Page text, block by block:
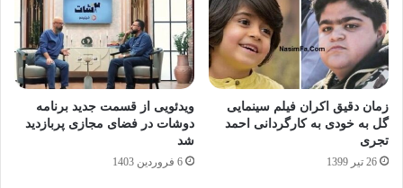
زمان دقیق اکران فیلم سینمایی
گل به خودی به کارگردانی احمد
تجری
26 تیر 1399
ویدئویی از قسمت جدید برنامه
دوشات در فضای مجازی پربازدید
شد
6 فروردین 1403